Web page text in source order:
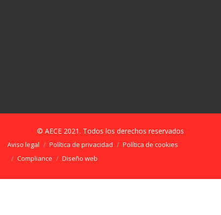
© AECE 2021. Todos los derechos reservados
Aviso legal Política de privacidad
Política de cookies
Compliance
Diseño web